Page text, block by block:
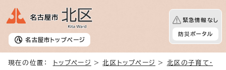
名古屋市 トップページ
緊急情報なし
防災ポータル
現在の位置： トップページ >北区トップページ > 北区の子育て・